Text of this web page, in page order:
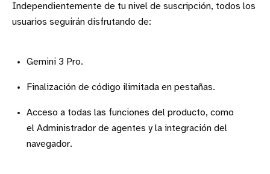
Independientemente de tu nivel de suscripción, todos los
usuarios seguirán disfrutando de:
Gemini 3 Pro.
Finalización de código ilimitada en pestañas.
Acceso a todas las funciones del producto, como
el Administrador de agentes y la integración del
navegador.